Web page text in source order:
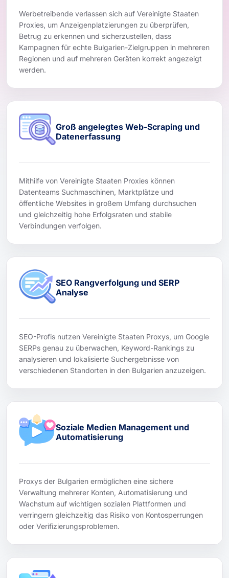
Werbetreibende verlassen sich auf Vereinigte Staaten
Proxies, um Anzeigenplatzierungen zu überprüfen,
Betrug zu erkennen und sicherzustellen, dass
Kampagnen für echte Bulgarien-Zielgruppen in mehreren
Regionen und auf mehreren Geräten korrekt angezeigt
werden.
Groß angelegtes Web-Scraping und
Datenerfassung
Mithilfe von Vereinigte Staaten Proxies können
Datenteams Suchmaschinen, Marktplätze und
öffentliche Websites in großem Umfang durchsuchen
und gleichzeitig hohe Erfolgsraten und stabile
Verbindungen verfolgen.
SEO Rangverfolgung und SERP
Analyse
SEO-Profis nutzen Vereinigte Staaten Proxys, um Google
SERPs genau zu überwachen, Keyword-Rankings zu
analysieren und lokalisierte Suchergebnisse von
verschiedenen Standorten in den Bulgarien anzuzeigen.
Soziale Medien Management und
Automatisierung
Proxys der Bulgarien ermöglichen eine sichere
Verwaltung mehrerer Konten, Automatisierung und
Wachstum auf wichtigen sozialen Plattformen und
verringern gleichzeitig das Risiko von Kontosperrungen
oder Verifizierungsproblemen.